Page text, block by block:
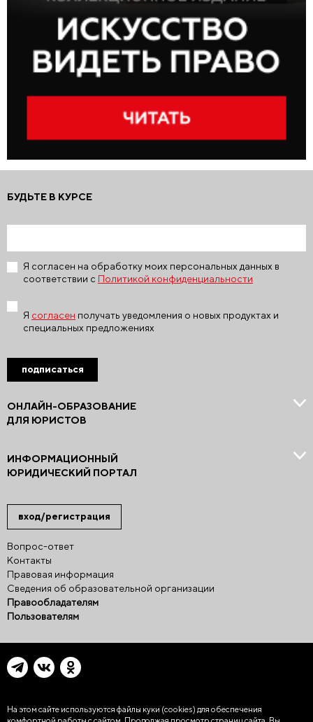
вход/регистрация
Вопрос-ответ
Контакты
Правовая информация
Сведения об образовательной организации
Правообладателям
Пользователям
ОНЛАЙН-ОБРАЗОВАНИЕ
ДЛЯ ЮРИСТОВ
ИНФОРМАЦИОННЫЙ
ЮРИДИЧЕСКИЙ ПОРТАЛ
БУДЬТЕ В КУРСЕ
Я согласен на обработку моих персональных данных в
соответствии с Политикой конфиденциальности
Я согласен получать уведомления о новых продуктах и
специальных предложениях
подписаться
На этом сайте используются файлы куки (cookies) для обеспечения